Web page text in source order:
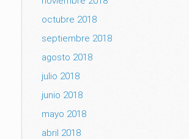
octubre 2018
septiembre 2018
agosto 2018
julio 2018
junio 2018
mayo 2018
abril 2018